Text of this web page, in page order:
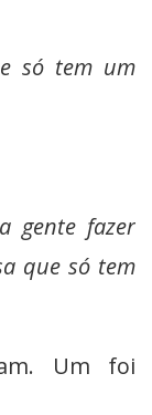
só tem um
gente fazer
que só tem
Um foi